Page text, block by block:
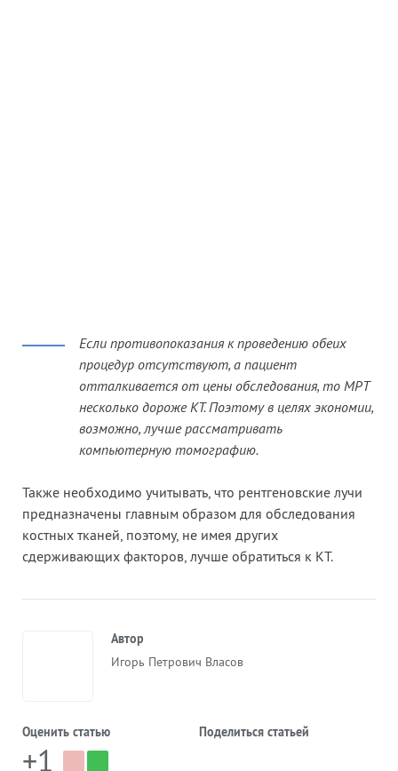
Если противопоказания к проведению обеих
процедур отсутствуют, а пациент
отталкивается от цены обследования, то МРТ
несколько дороже КТ. Поэтому в целях экономии,
возможно, лучше рассматривать
компьютерную томографию.
Также необходимо учитывать, что рентгеновские лучи
предназначены главным образом для обследования
костных тканей, поэтому, не имея других
сдерживающих факторов, лучше обратиться к КТ.
Автор
Игорь Петрович Власов
Оценить статью Поделиться статьей